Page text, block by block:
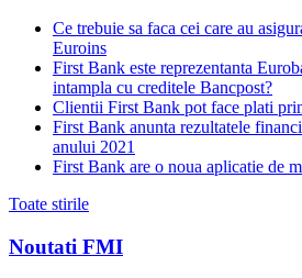
Ce trebuie sa faca cei care au
Euroins
First Bank este reprezentanta
intampla cu creditele Bancpost?
Clientii First Bank pot face plati
First Bank anunta rezultatele
anului 2021
First Bank are o noua aplicatie de
Toate stirile
Noutati FMI